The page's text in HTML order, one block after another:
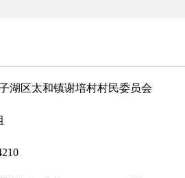
湖区太和镇谢培村村民委员会